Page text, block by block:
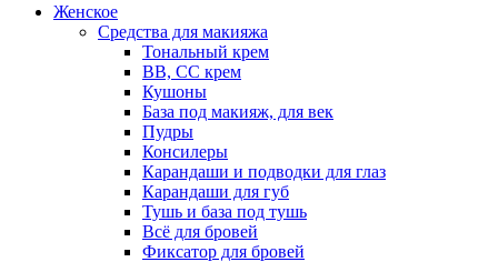
Женское
Средства для макияжа
Тональный крем
BB, CC крем
Кушоны
База под макияж, для век
Пудры
Консилеры
Карандаши и подводки для глаз
Карандаши для губ
Тушь и база под тушь
Всё для бровей
Фиксатор для бровей